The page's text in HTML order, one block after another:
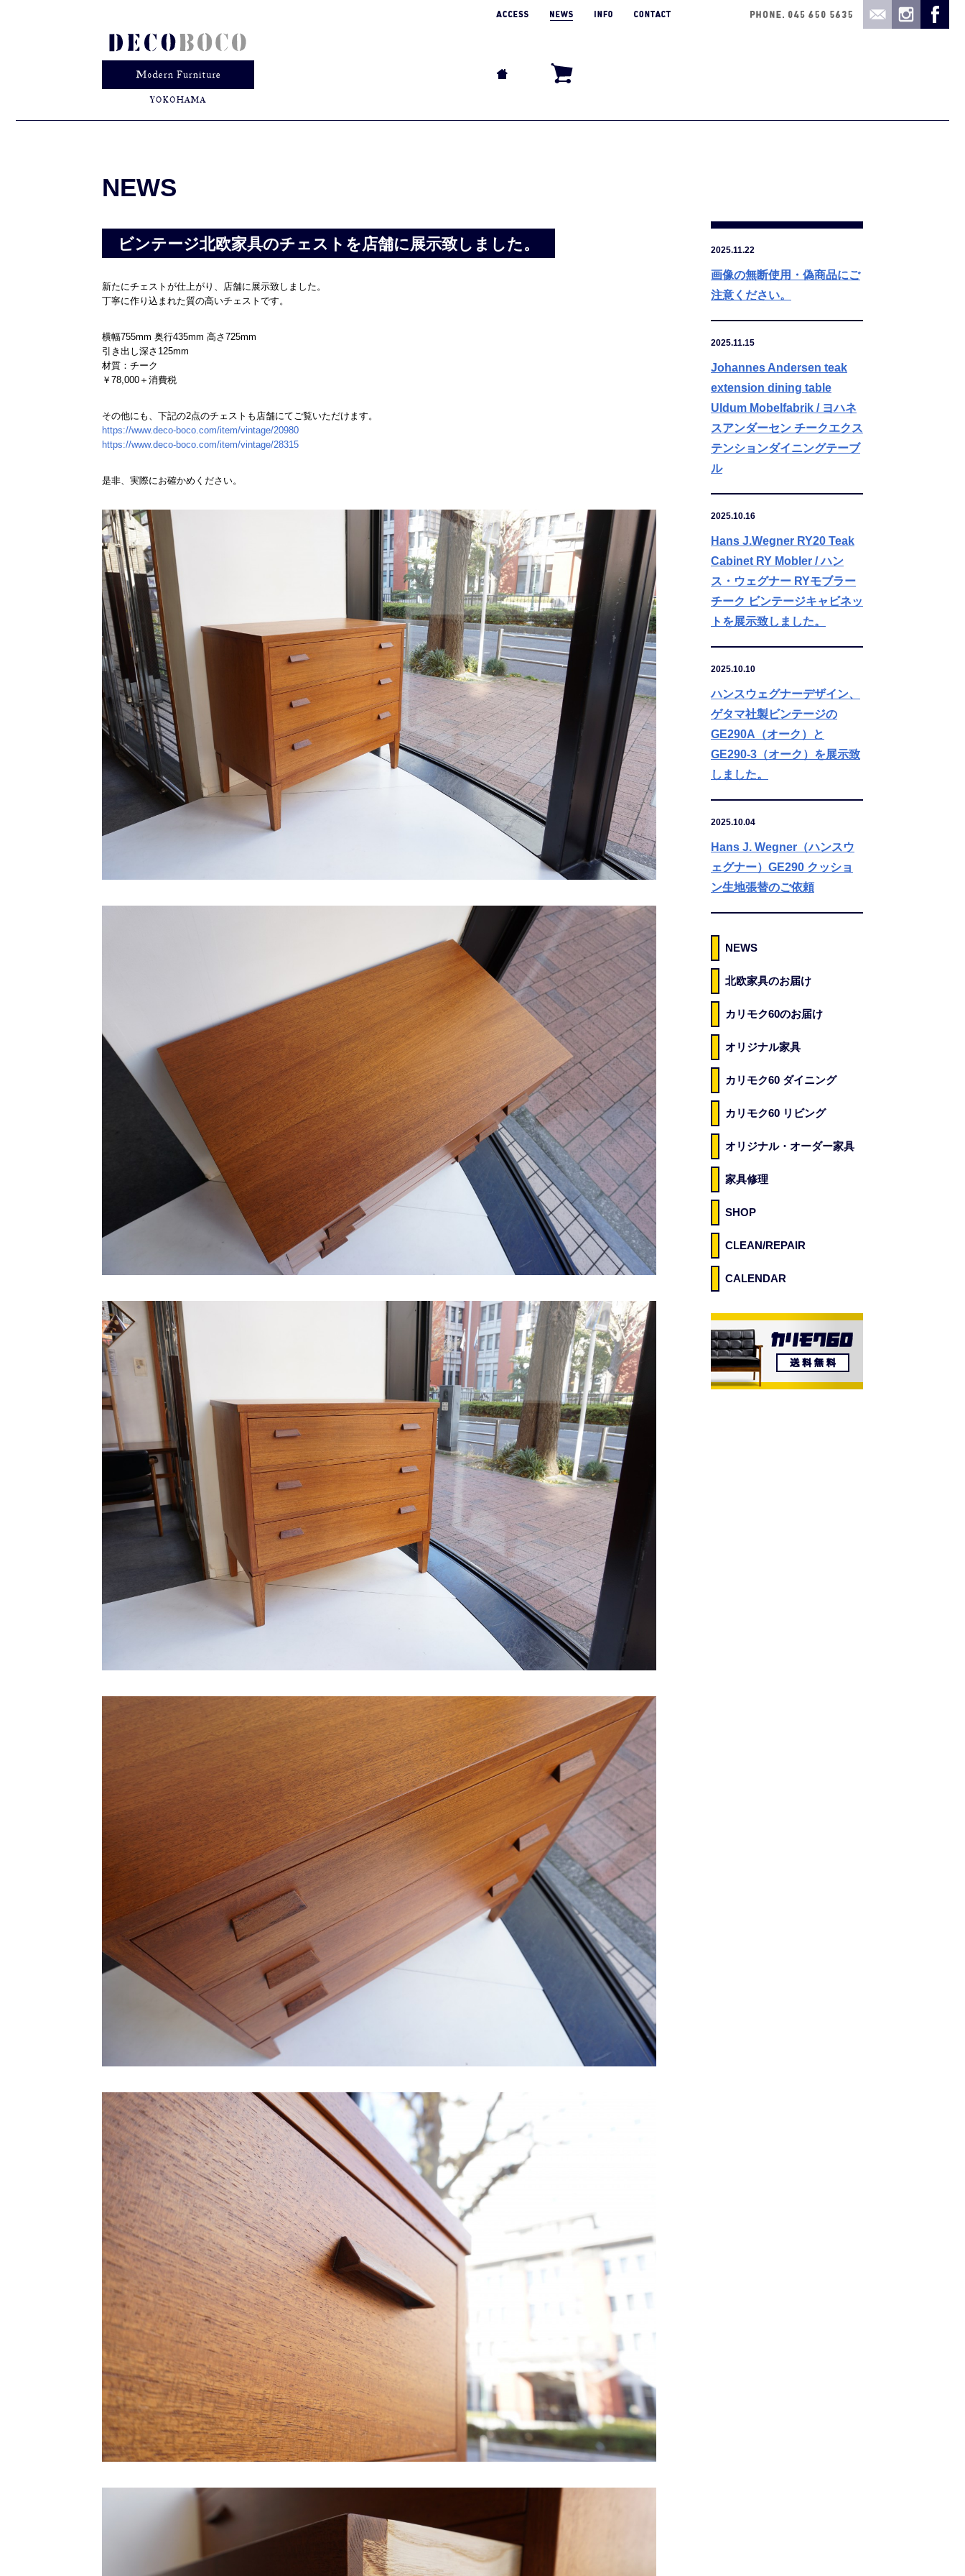
NEWS
ビンテージ北欧家具のチェストを店舗に展示致しました。
新たにチェストが仕上がり、店舗に展示致しました。
丁寧に作り込まれた質の高いチェストです。
横幅755mm 奥行435mm 高さ725mm
引き出し深さ125mm
材質：チーク
￥78,000＋消費税
その他にも、下記の2点のチェストも店舗にてご覧いただけます。
https://www.deco-boco.com/item/vintage/20980
https://www.deco-boco.com/item/vintage/28315
是非、実際にお確かめください。
2025.11.22
画像の無断使用・偽商品にご
注意ください。
2025.11.15
Johannes Andersen teak
extension dining table
Uldum Mobelfabrik / ヨハネ
スアンダーセン チークエクス
テンションダイニングテーブ
ル
2025.10.16
Hans J.Wegner RY20 Teak
Cabinet RY Mobler / ハン
ス・ウェグナー RYモブラー
チーク ビンテージキャビネッ
トを展示致しました。
2025.10.10
ハンスウェグナーデザイン、
ゲタマ社製ビンテージの
GE290A（オーク）と
GE290-3（オーク）を展示致
しました。
2025.10.04
Hans J. Wegner（ハンスウ
ェグナー）GE290 クッショ
ン生地張替のご依頼
NEWS
北欧家具のお届け
カリモク60のお届け
オリジナル家具
カリモク60 ダイニング
カリモク60 リビング
オリジナル・オーダー家具
家具修理
SHOP
CLEAN/REPAIR
CALENDAR